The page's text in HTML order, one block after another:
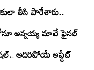
తీసి పారేశారు..
అన్నయ్య మాటే ఫైనల్‌
అదిరిపోయే అప్డేట్